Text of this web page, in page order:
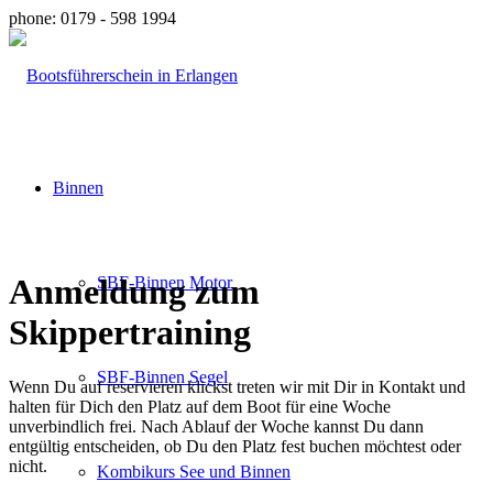
phone: 0179 - 598 1994
Binnen
SBF-Binnen Motor
SBF-Binnen Segel
Kombikurs See und Binnen
Anmeldung zum
Skippertraining
Wenn Du auf reservieren klickst treten wir mit Dir in Kontakt und
halten für Dich den Platz auf dem Boot für eine Woche
unverbindlich frei. Nach Ablauf der Woche kannst Du dann
entgültig entscheiden, ob Du den Platz fest buchen möchtest oder
nicht.